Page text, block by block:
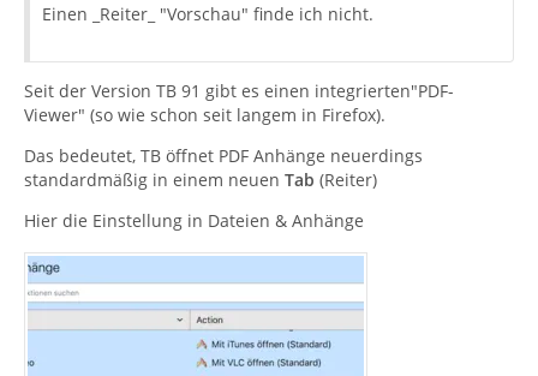
Einen _Reiter_ "Vorschau" finde ich nicht.
Seit der Version TB 91 gibt es einen integrierten"PDF-
Viewer" (so wie schon seit langem in Firefox).
Das bedeutet, TB öffnet PDF Anhänge neuerdings
standardmäßig in einem neuen Tab (Reiter)
Hier die Einstellung in Dateien & Anhänge